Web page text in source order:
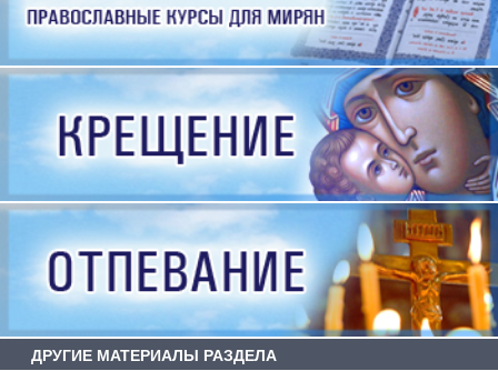
ДРУГИЕ МАТЕРИАЛЫ РАЗДЕЛА